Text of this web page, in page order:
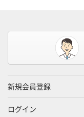
新規会員登録
ログイン